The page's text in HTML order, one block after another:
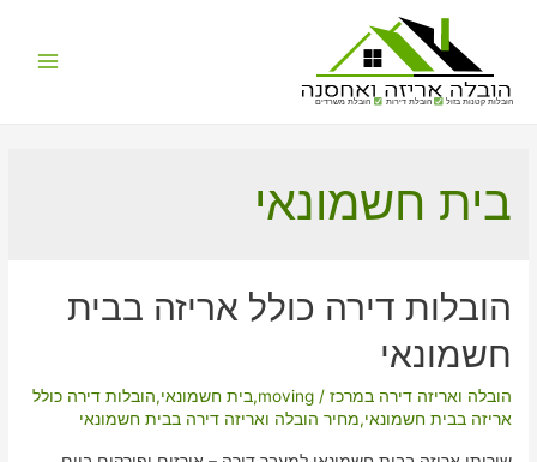
הובלות קטנות בזול הובלת דירות הובלת משרדים
בית חשמונאי
הובלות דירה כולל אריזה בבית
חשמונאי
הובלה ואריזה דירה במרכז /
moving
,בית חשמונאי,הובלות דירה כולל
אריזה בבית חשמונאי,מחיר הובלה ואריזה דירה בבית חשמונאי